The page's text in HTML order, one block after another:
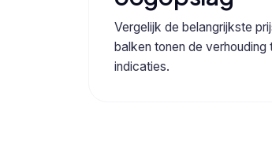
Vergelijk de belangrijkste
balken tonen de verhouding
indicaties.